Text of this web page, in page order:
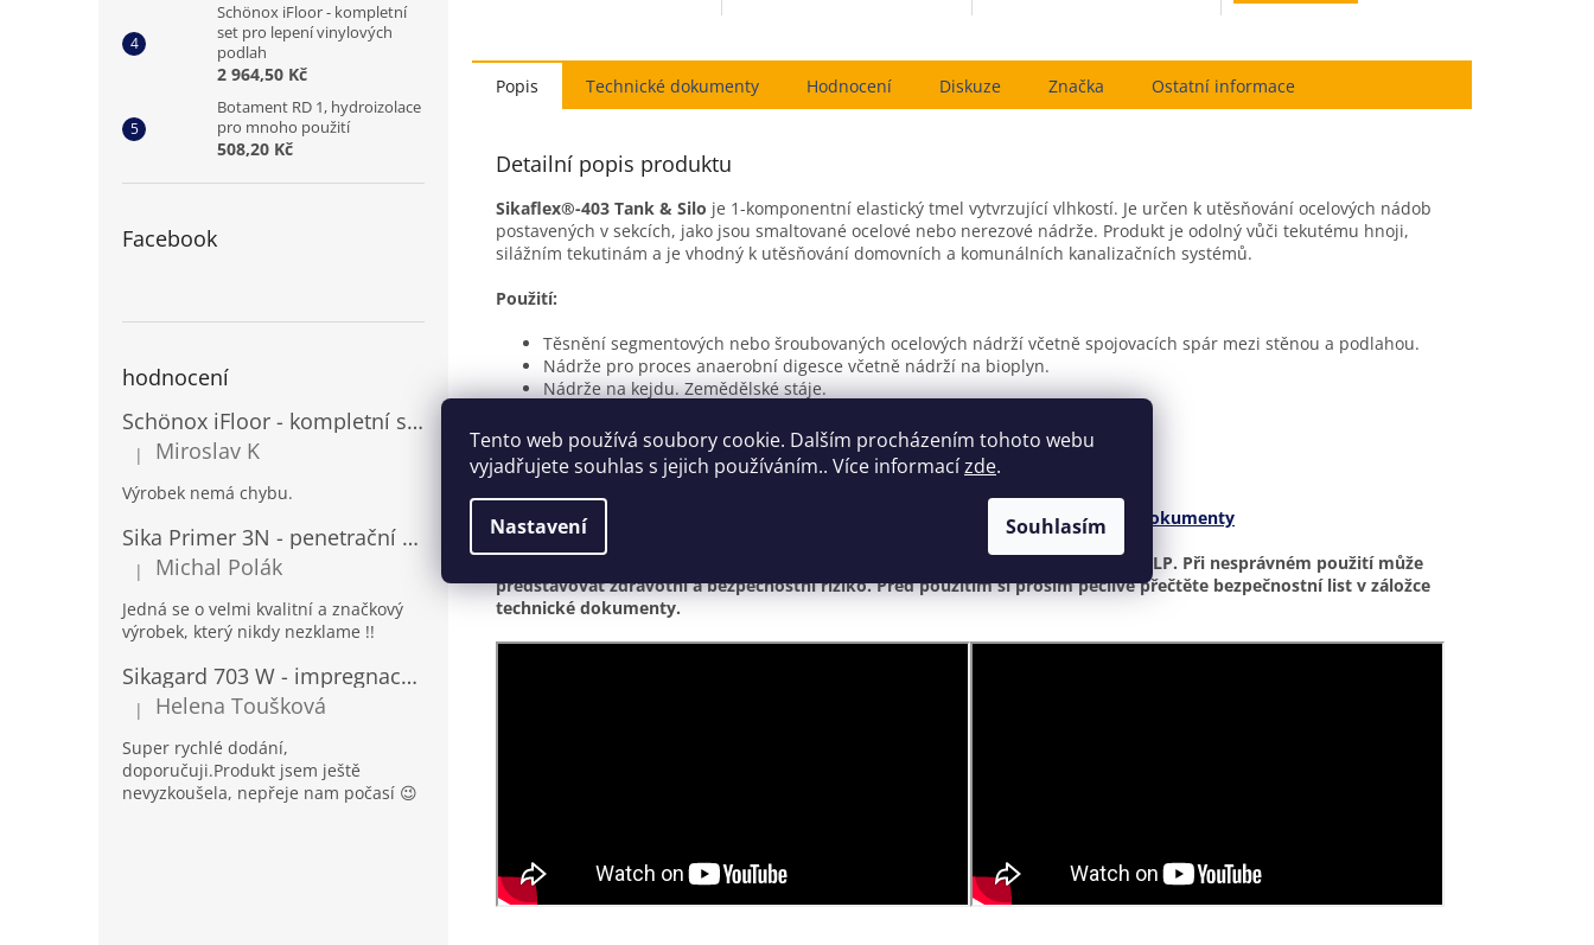
Tento web používá soubory cookie. Dalším procházením tohoto webu
vyjadřujete souhlas s jejich používáním.. Více informacízde.
Nastavení Souhlasím
Schönox iFloor - kompletní
set pro lepení vinylových
podlah
2 964,50 Kč
Botament RD 1, hydroizolace
pro mnoho použití
508,20 Kč
Facebook
hodnocení
Schönox iFloor - kompletní set pro lepení vinylových podlah
Hodnocení produktu je 5 z 5 hvězdiček.
| Miroslav K
Výrobek nemá chybu.
Sika Primer 3N - penetrační nátěr pro porézní povrchy a kovy
Hodnocení produktu je 5 z 5 hvězdiček.
| Michal Polák
Jedná se o velmi kvalitní a značkový
výrobek, který nikdy nezklame !!
Sikagard 703 W - impregnace na fasády a kámen
Hodnocení produktu je 5 z 5 hvězdiček.
| Helena Toušková
Super rychlé dodání,
doporučuji.Produkt jsem ještě
nevyzkoušela, nepřeje nam počasí 😉
Popis Hodnocení Diskuze Značka Ostatní informace
Detailní popis produktu
Sikaflex®-403 Tank & Silo je 1-komponentní elastický tmel vytvrzující vlhkostí. Je určen k utěsňování ocelových nádob
postavených v sekcích, jako jsou smaltované ocelové nebo nerezové nádrže. Produkt je odolný vůči tekutému hnoji,
silážním tekutinám a je vhodný k utěsňování domovních a komunálních kanalizačních systémů.
Použití:
Těsnění segmentových nebo šroubovaných ocelových nádrží včetně spojovacích spár mezi stěnou a podlahou.
Nádrže pro proces anaerobní digesce včetně nádrží na bioplyn.
Nádrže na kejdu. Zemědělské stáje.
Opěrné stěny silážních sběračů.
Domácí a komunální čistírny odpadních vod včetně odpadních vod.
Podlahové spáry, kde je vyžadována velmi vysoká chemická odolnost.
Podrobnější informace o použití a údaje o produktu najdete v záložceTechnické dokumenty
Produkt obsahuje nebezpečné látky a je klasifikován a označen podle nařízení CLP. Při nesprávném použití může
představovat zdravotní a bezpečnostní riziko. Před použitím si prosím pečlivě přečtěte bezpečnostní list v záložce
technické dokumenty.